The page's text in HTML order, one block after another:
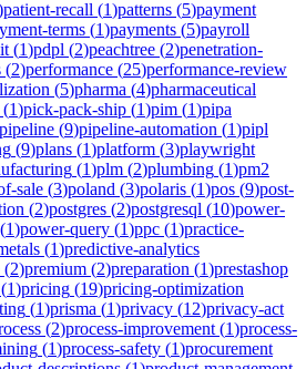
patient-recall (1)patterns (5)payment
terms (1)payments (5)payroll
(1)pdpl (2)peachtree (2)penetration-
(2)performance (25)performance-review
(5)pharma (4)pharmaceutical
(1)pick-pack-ship (1)pim (1)pipa
pipeline (9)pipeline-automation (1)pipl
(9)plans (1)platform (3)playwright
(1)plm (2)plumbing (1)pm2
sale (3)poland (3)polaris (1)pos (9)post-
(2)postgres (2)postgresql (10)power-
(1)power-query (1)ppc (1)practice-
(1)predictive-analytics
(2)premium (2)preparation (1)prestashop
(1)pricing (19)pricing-optimization
(1)prisma (1)privacy (12)privacy-act
(2)process-improvement (1)process-
(1)process-safety (1)procurement